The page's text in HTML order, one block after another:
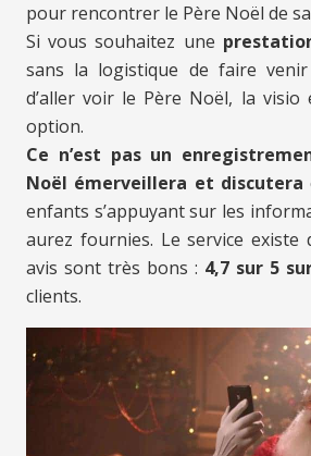
pour rencontrer le Père Noël de
Si vous souhaitez une
sans la logistique de faire
d’aller voir le Père Noël, la visio
option.
Ce n’est pas un
Noël émerveillera et discutera
enfants s’appuyant sur les
aurez fournies. Le service existe
avis sont très bons : 4,7 sur 5
clients.